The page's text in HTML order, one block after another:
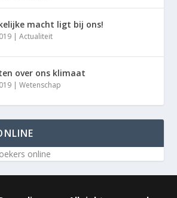
macht ligt bij ons!
|Actualiteit
over ons klimaat
|Wetenschap
online